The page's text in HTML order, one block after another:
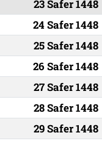
23 Safer 1448
24 Safer 1448
25 Safer 1448
26 Safer 1448
27 Safer 1448
28 Safer 1448
29 Safer 1448